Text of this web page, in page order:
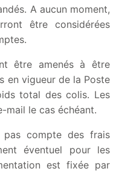
A aucun moment,
être considérées
être amenés à être
en vigueur de la Poste
total des colis. Les
mail le cas échéant.
compte des frais
éventuel pour les
est fixée par